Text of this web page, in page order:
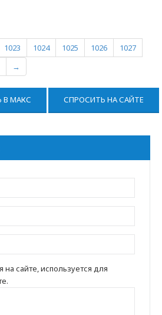
1023 1024 1025 1026
1027
→
В МАКС СПРОСИТЬ НА САЙТЕ
на сайте, используется для